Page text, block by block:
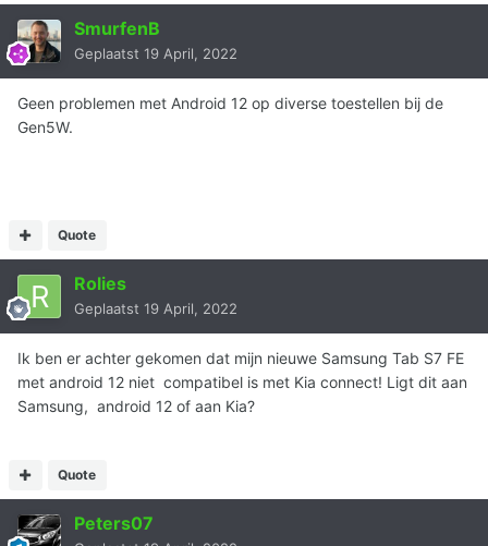
SmurfenB
Geplaatst 19 April, 2022
Geen problemen met Android 12 op diverse toestellen bij de
Gen5W.
Quote
Rolies
Geplaatst 19 April, 2022
Ik ben er achter gekomen dat mijn nieuwe Samsung Tab S7 FE
met android 12 niet compatibel is met Kia connect! Ligt dit aan
Samsung, android 12 of aan Kia?
Quote
Peters07